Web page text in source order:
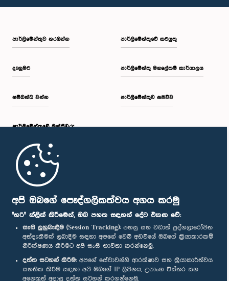
අපි ඔබගේ පෞද්ගලිකත්වය අගය කරමු
"හරි" ක්ලික් කිරීමෙන්, ඔබ පහත සඳහන් දේට එකඟ වේ:
සැසි ලුහුබැඳීම (Session Tracking): පහසු සහ වඩාත් පුද්ගලාරෝපිත
අත්දැකීමක් ලබාදීම සඳහා අපගේ වෙබ් අඩවියේ ඔබගේ ක්‍රියාකාරකම්
නිරීක්ෂණය කිරීමට අපි සැසි භාවිතා කරන්නෙමු.
දත්ත සටහන් කිරීම: අපගේ සේවාවන්හි ආරක්ෂාව සහ ක්‍රියාකාරීත්වය
සහතික කිරීම සඳහා අපි ඔබගේ IP ලිපිනය, උපාංග විස්තර සහ
අනෙකුත් අදාළ දත්ත සටහන් කරගන්නෙමු.
පාර්ලි‌මේන්තුව නරඹන්න
දැනුමට
සම්බන්ධ වන්න
පාර්ලි‌මේන්තුවේ මන්ත්‍රීවරු
මුල් පිටුව
පාර්ලිමේන්තුවේ කටයුතු
පාර්ලිමේන්තු මහලේකම් කාර්යාලය
පාර්ලිමේන්තුව සජීවීව
පාර්ලිමේන්තු ජංගම යෙදුම
අප හා සම්බන්ධ වී සිටින්න :